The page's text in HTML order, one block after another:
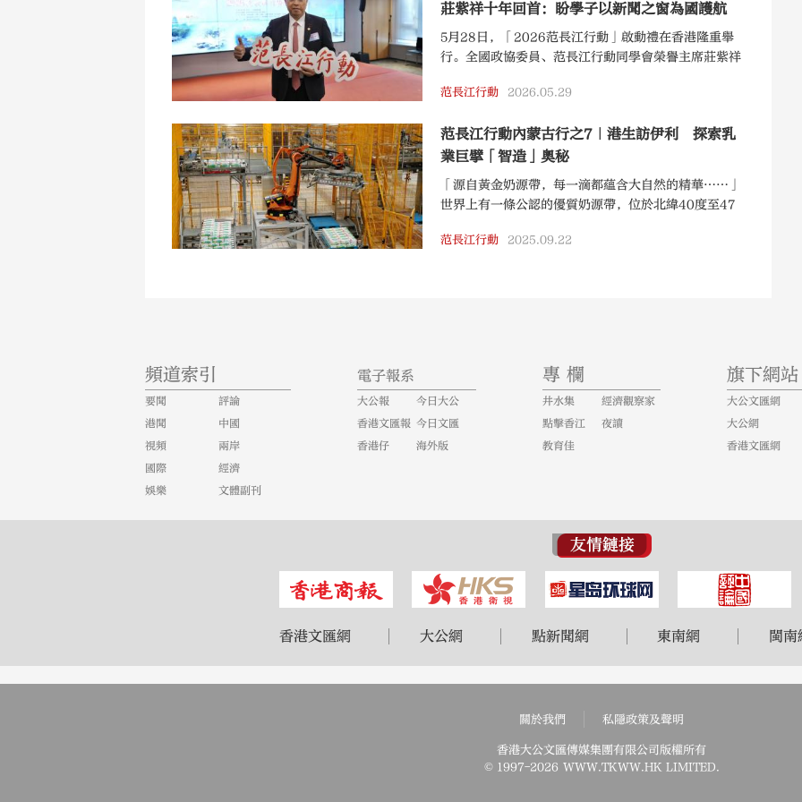
莊紫祥十年回首：盼學子以新聞之窗為國護航
5月28日，「2026范長江行動」啟動禮在香港隆重舉
行。全國政協委員、范長江行動同學會榮譽主席莊紫祥
的心路歷程。
范長江行動 2026.05.29
范長江行動內蒙古行之7｜港生訪伊利 探索乳
業巨擘「智造」奧秘
「源自黃金奶源帶，每一滴都蘊含大自然的精華……」
世界上有一條公認的優質奶源帶，位於北緯40度至47
乳業巨頭，內蒙古伊利集團多年來依託黃金奶源帶，不
范長江行動 2025.09.22
頻道索引
要聞
評論
港聞
中國
視頻
兩岸
國際
經濟
娛樂
文體副刊
電子報系
大公報
今日大公
香港文匯報 今日文匯
香港仔
海外版
專 欄
井水集
經濟觀察家
點擊香江
夜讀
教育佳
旗下網站
大公文匯網
大公網
香港文匯網
香港文匯網 大公網 點新聞網 東南網 閩南
關於我們 私隱政策及聲明
香港大公文匯傳媒集團有限公司版權所有
© 1997-2026 WWW.TKWW.HK LIMITED.